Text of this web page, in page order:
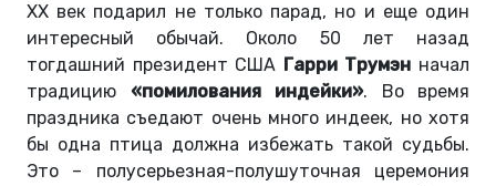
ХХ век подарил не только парад, но и еще один
интересный обычай. Около 50 лет назад
тогдашний президент США Гарри Трумэн начал
традицию «помилования индейки». Во время
праздника съедают очень много индеек, но хотя
бы одна птица должна избежать такой судьбы.
Это – полусерьезная-полушуточная церемония